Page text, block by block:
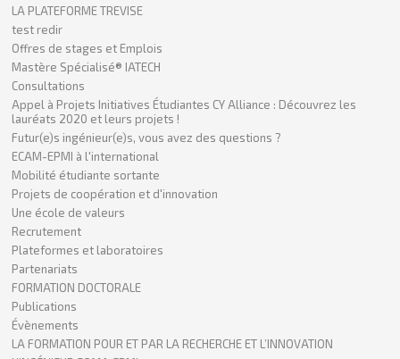
LA PLATEFORME TREVISE
test redir
Offres de stages et Emplois
Mastère Spécialisé® IATECH
Consultations
Appel à Projets Initiatives Étudiantes CY Alliance : Découvrez les
lauréats 2020 et leurs projets !
Futur(e)s ingénieur(e)s, vous avez des questions ?
ECAM-EPMI à l'international
Mobilité étudiante sortante
Projets de coopération et d'innovation
Une école de valeurs
Recrutement
Plateformes et laboratoires
Partenariats
FORMATION DOCTORALE
Publications
Évènements
LA FORMATION POUR ET PAR LA RECHERCHE ET L’INNOVATION